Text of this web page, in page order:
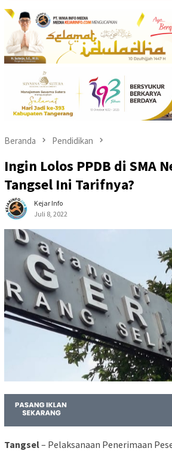
Beranda Pendidikan
Ingin Lolos PPDB di SMA
Tangsel Ini Tarifnya?
Kejar Info
Juli 8, 2022
Tangsel– Pelaksanaan Penerimaan